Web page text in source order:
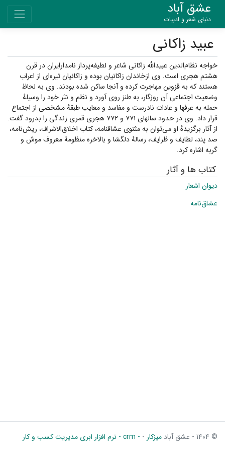
عشق آباد
دنیای شعر و ادبیات
عبید زاکانی
خواجه نظام‌الدین عبیدالله زاکانی شاعر و لطیفه‌پرداز نامدارایران در قرن
هشتم هجری است. وی ازخاندان زاکانیان بوده و زاکانیان تیره‌ای از اعراب
هستند که به قزوین مهاجرت کرده و آنجا ساکن شده بودند. وی به لحاظ
وضعیت اجتماعی آن روزگار، به طنز روی آورد و نظم و نثر خود را وسیلهٔ
حمله به عرفها و عادات نادرست و مفاسد و معایب طبقهٔ مشخصی از اجتماع
قرار داد. وی در حدود سالهای ۷۷۱ و ۷۷۲ هجری قمری زندگی را بدرود گفت.
از آثار برگزیدهٔ او می‌توان به مثنوی عشاق‎نامه، کتاب اخلاق‌الاشراف، ریش‌نامه،
صد پند، لطایف و ظرایف، رسالهٔ دلگشا و بالاخره منظومهٔ معروف موش و
گربه اشاره کرد.
کتاب ها و آثار
دیوان اشعار
عشاق‌نامه
© ۱۴۰۴ - عشق آباد میزکار - - crm - نرم افزار ابری مدیریت کسب و کار